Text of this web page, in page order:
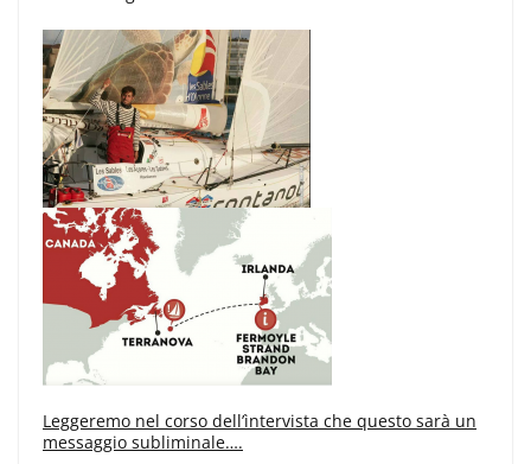
Leggeremo nel corso dell’ìntervista che questo sarà un
messaggio subliminale….